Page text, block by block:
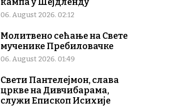
06. August 2026. 02:12
Молитвено сећање на Свете
мученике Пребиловачке
06. August 2026. 01:49
Свети Пантелејмон, слава
цркве на Дивчибарама,
служи Епископ Исихије